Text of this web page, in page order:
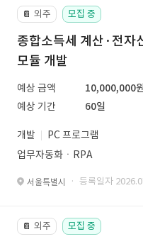
📔 외주 모집 중
종합소득세 계산·전
모듈 개발
예상 금액
10,000,000
예상 기간
60일
개발
PC 프로그램
업무자동화ㆍRPA
서울특별시 · 등록일자
📔 외주 모집 중